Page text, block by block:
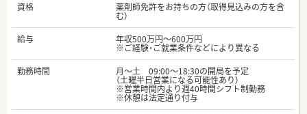
資格
薬剤師免許をお持ちの方（取得見込みの方を含
む）
給与
年収500万円～600万円
※ご経験・ご就業条件などにより異なる
勤務時間
月～土 09:00～18:30の開局を予定
（土曜半日営業になる可能性あり）
※営業時間内より週40時間シフト制勤務
※休憩は法定通り付与